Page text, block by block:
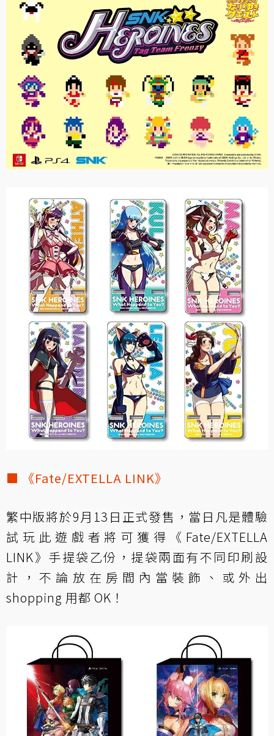
■ 《Fate/EXTELLA LINK》
繁中版將於9月13日正式發售，當日凡是體驗
試玩此遊戲者將可獲得《Fate/EXTELLA
LINK》手提袋乙份，提袋兩面有不同印刷設
計，不論放在房間內當裝飾、或外出
shopping 用都 OK！